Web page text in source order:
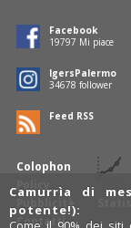
Colophon
Policy
Pubblicità
Contatti
Facebook
19797 Mi piace
IgersPalermo
34678 follower
Feed RSS
Camurrìa di
potente!):